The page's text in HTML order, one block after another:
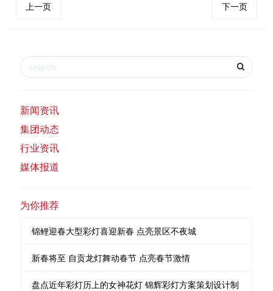
上一页 下一页
新闻资讯
集团动态
行业资讯
媒体报道
为你推荐
锦鲤迎春大型彩灯喜迎新春 点亮景区不夜城
新春将至 自贡龙灯舞动春节 点亮春节激情
盘点近年彩灯历上的女神花灯 锦辉彩灯方案策划设计制